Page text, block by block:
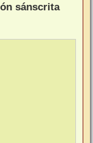
sánscrita